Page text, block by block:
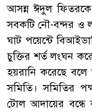
আসন্ন ঈদুল ফিতরকে
সবকটি নৌ-বন্দর ও
ঘাট পয়েন্টে
চুক্তির শর্ত লংঘন
হয়রানি করেছে বলে
সমিতি। সমিতির
টোল আদায়ের বন্ধে